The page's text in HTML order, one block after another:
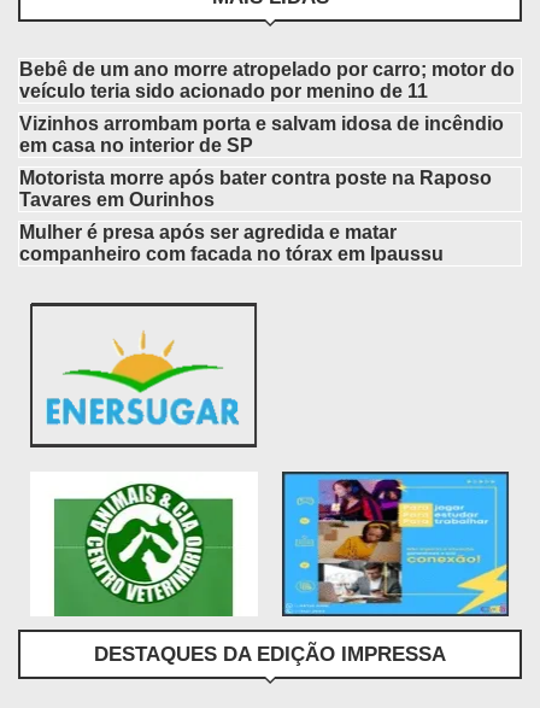
Bebê de um ano morre atropelado por carro; motor do
veículo teria sido acionado por menino de 11
Vizinhos arrombam porta e salvam idosa de incêndio
em casa no interior de SP
Motorista morre após bater contra poste na Raposo
Tavares em Ourinhos
Mulher é presa após ser agredida e matar
companheiro com facada no tórax em Ipaussu
DESTAQUES DA EDIÇÃO IMPRESSA